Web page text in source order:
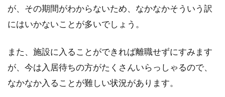
が、その期間がわからないため、なかなかそういう訳
にはいかないことが多いでしょう。
また、施設に入ることができれば離職せずにすみます
が、今は入居待ちの方がたくさんいらっしゃるので、
なかなか入ることが難しい状況があります。